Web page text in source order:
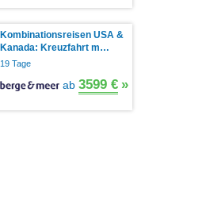
Kombinationsreisen USA &
Kanada: Kreuzfahrt m…
19 Tage
ab 3599 € »